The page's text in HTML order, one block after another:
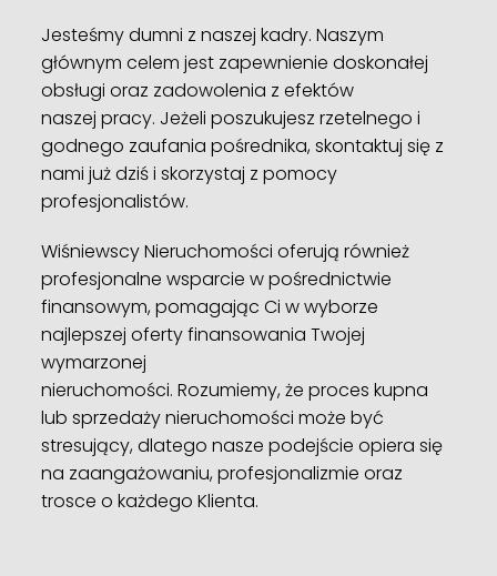
Jesteśmy dumni z naszej kadry. Naszym
głównym celem jest zapewnienie doskonałej
obsługi oraz zadowolenia z efektów
naszej pracy. Jeżeli poszukujesz rzetelnego i
godnego zaufania pośrednika, skontaktuj się z
nami już dziś i skorzystaj z pomocy
profesjonalistów.
Wiśniewscy Nieruchomości oferują również
profesjonalne wsparcie w pośrednictwie
finansowym, pomagając Ci w wyborze
najlepszej oferty finansowania Twojej
wymarzonej
nieruchomości. Rozumiemy, że proces kupna
lub sprzedaży nieruchomości może być
stresujący, dlatego nasze podejście opiera się
na zaangażowaniu, profesjonalizmie oraz
trosce o każdego Klienta.